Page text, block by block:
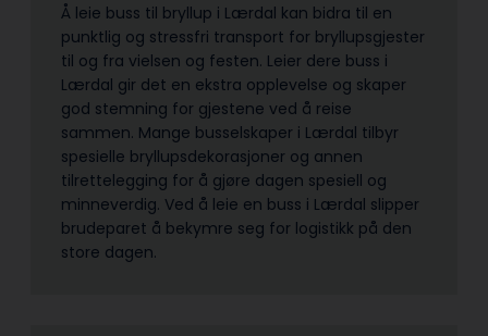
Å leie buss til bryllup i Lærdal kan bidra til en
punktlig og stressfri transport for bryllupsgjester
til og fra vielsen og festen. Leier dere buss i
Lærdal gir det en ekstra opplevelse og skaper
god stemning for gjestene ved å reise
sammen. Mange busselskaper i Lærdal tilbyr
spesielle bryllupsdekorasjoner og annen
tilrettelegging for å gjøre dagen spesiell og
minneverdig. Ved å leie en buss i Lærdal slipper
brudeparet å bekymre seg for logistikk på den
store dagen.